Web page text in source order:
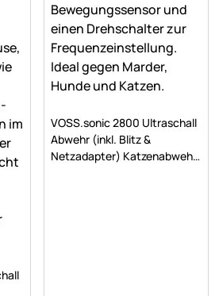
Bewertungen)
VOSS.sonic 2800 Ultraschall
Abwehr (inkl. Blitz &
Netzadapter) Katzenabwehr,